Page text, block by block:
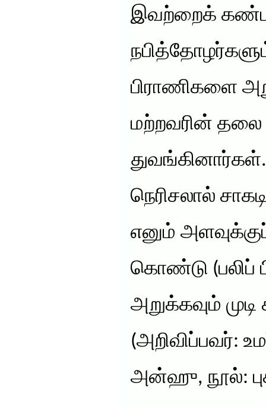
இவற்றைக்
பிராணிகளை
மற்றவரின்
நெரிசலால்
எனும்
கொண்டு (பலிப்
அறுக்கவும்
(அறிவிப்பவர்:
அன்ஹு, நூல்: